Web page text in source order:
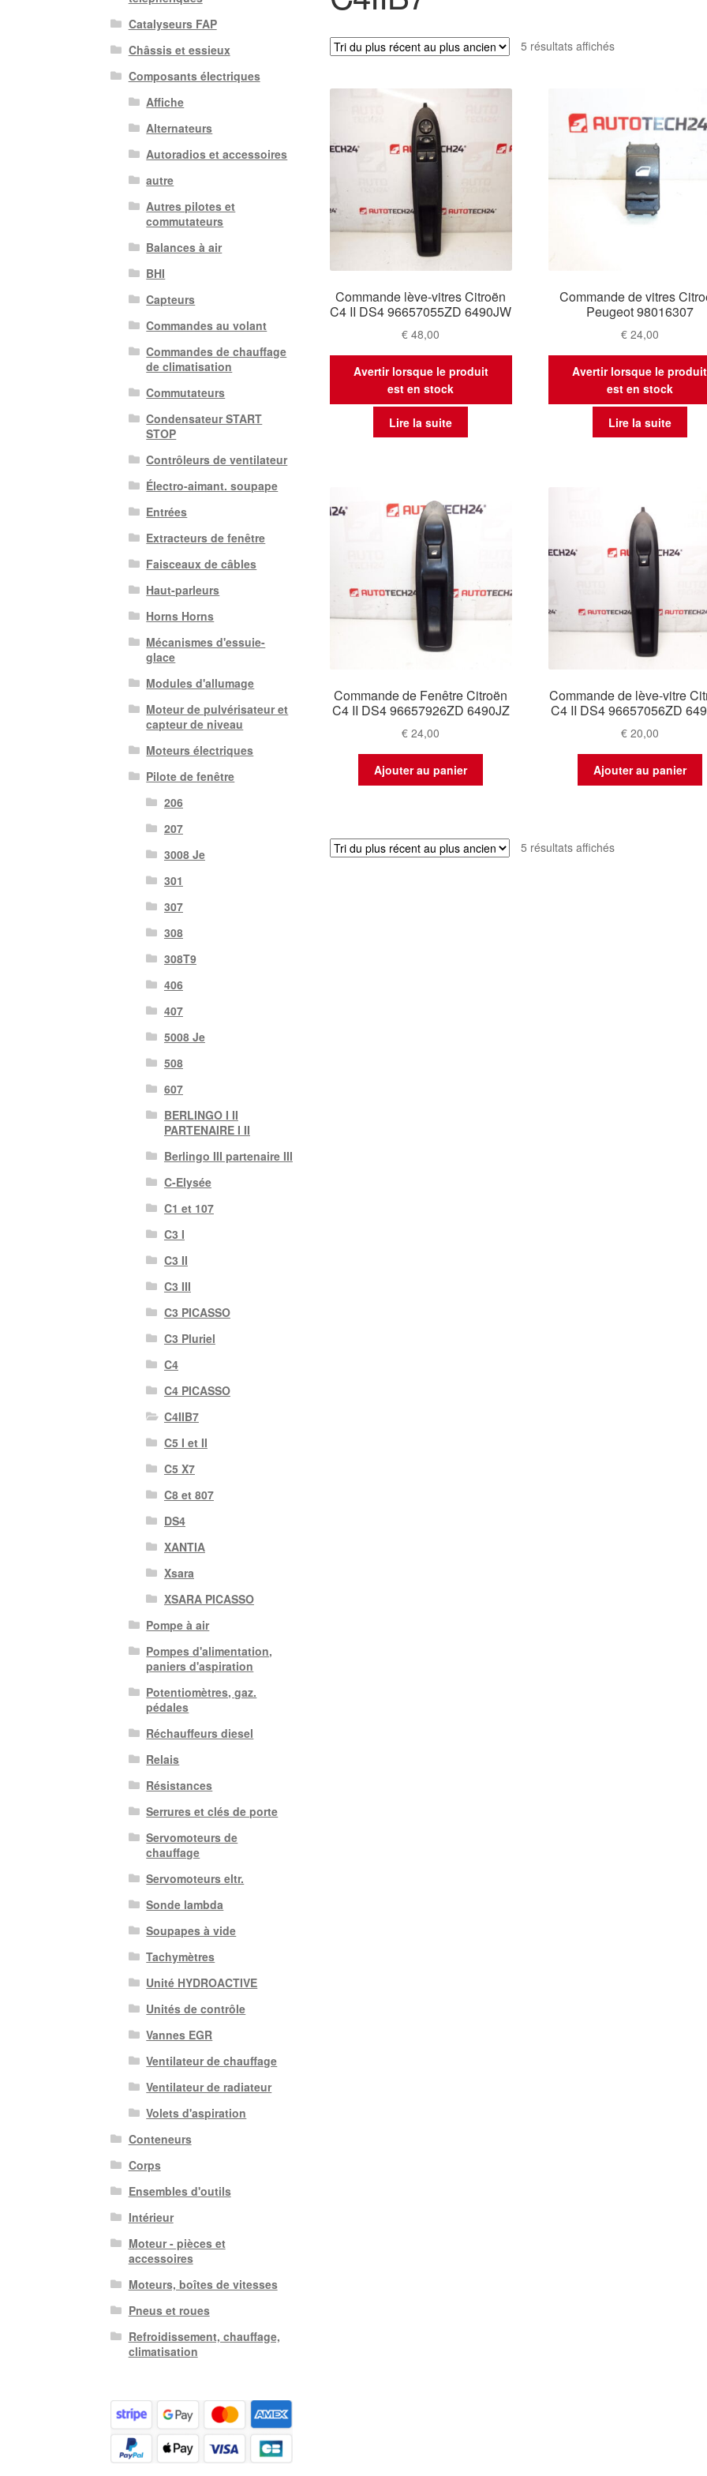
5 résultats affichésTrié
au
plus
ancien
Commande lève-vitres Citroën
C4 II DS4 96657055ZD 6490JW
€ 48,00
Avertir lorsque le produit
est en stock
Lire la suite
Commande de vitres
Peugeot 98016307
€24,00
Avertir lorsque le produit
est en stock
Lire la suite
Commande de Fenêtre Citroën
C4 II DS4 96657926ZD 6490JZ
€ 24,00
Ajouter au panier
Commande de lève-vitre
C4 II DS4 96657056ZD
€20,00
Ajouter au panier
5 résultats affichésTrié
Catalyseurs FAP
Châssis et essieux
Composants électriques
Affiche
Alternateurs
Autoradios et accessoires
autre
Autres pilotes et
commutateurs
Balances à air
BHI
Capteurs
Commandes au volant
Commandes de chauffage
de climatisation
Commutateurs
Condensateur START
STOP
Contrôleurs de ventilateur
Électro-aimant. soupape
Entrées
Extracteurs de fenêtre
Faisceaux de câbles
Haut-parleurs
Horns Horns
Mécanismes d'essuie-
glace
Modules d'allumage
Moteur de pulvérisateur et
capteur de niveau
Moteurs électriques
Pilote de fenêtre
206
207
3008 Je
301
307
308
308T9
406
407
5008 Je
508
607
BERLINGO I II
PARTENAIRE I II
Berlingo III partenaire III
C-Elysée
C1 et 107
C3 I
C3 II
C3 III
C3 PICASSO
C3 Pluriel
C4
C4 PICASSO
C4IIB7
C5 I et II
C5 X7
C8 et 807
DS4
XANTIA
Xsara
XSARA PICASSO
Pompe à air
Pompes d'alimentation,
paniers d'aspiration
Potentiomètres, gaz.
pédales
Réchauffeurs diesel
Relais
Résistances
Serrures et clés de porte
Servomoteurs de
chauffage
Servomoteurs eltr.
Sonde lambda
Soupapes à vide
Tachymètres
Unité HYDROACTIVE
Unités de contrôle
Vannes EGR
Ventilateur de chauffage
Ventilateur de radiateur
Volets d'aspiration
Conteneurs
Corps
Ensembles d'outils
Intérieur
Moteur - pièces et
accessoires
Moteurs, boîtes de vitesses
Pneus et roues
Refroidissement, chauffage,
climatisation